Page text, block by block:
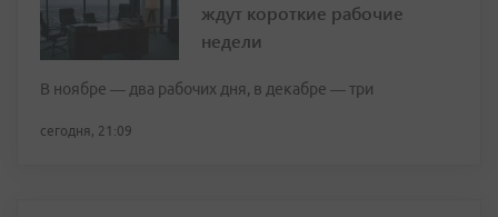
ждут короткие рабочие
недели
В ноябре — два рабочих дня, в декабре — три
сегодня, 21:09